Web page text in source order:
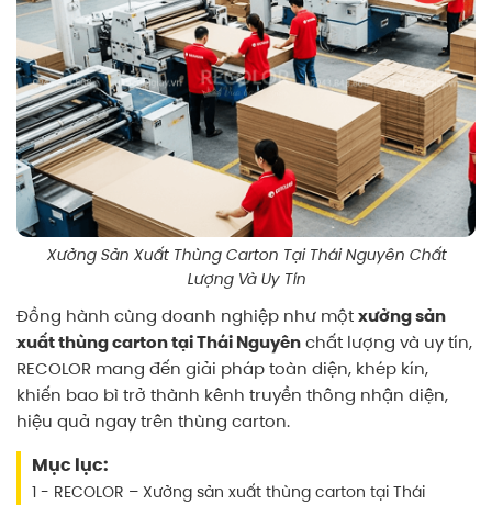
Xưởng Sản Xuất Thùng Carton Tại Thái Nguyên Chất
Lượng Và Uy Tín
Đồng hành cùng doanh nghiệp như mộtxưởng sản
xuất thùng carton tại Thái Nguyênchất lượng và uy tín,
RECOLOR mang đến giải pháp toàn diện, khép kín,
khiến bao bì trở thành kênh truyền thông nhận diện,
hiệu quả ngay trên thùng carton.
Mục lục:
1 - RECOLOR – Xưởng sản xuất thùng carton tại Thái